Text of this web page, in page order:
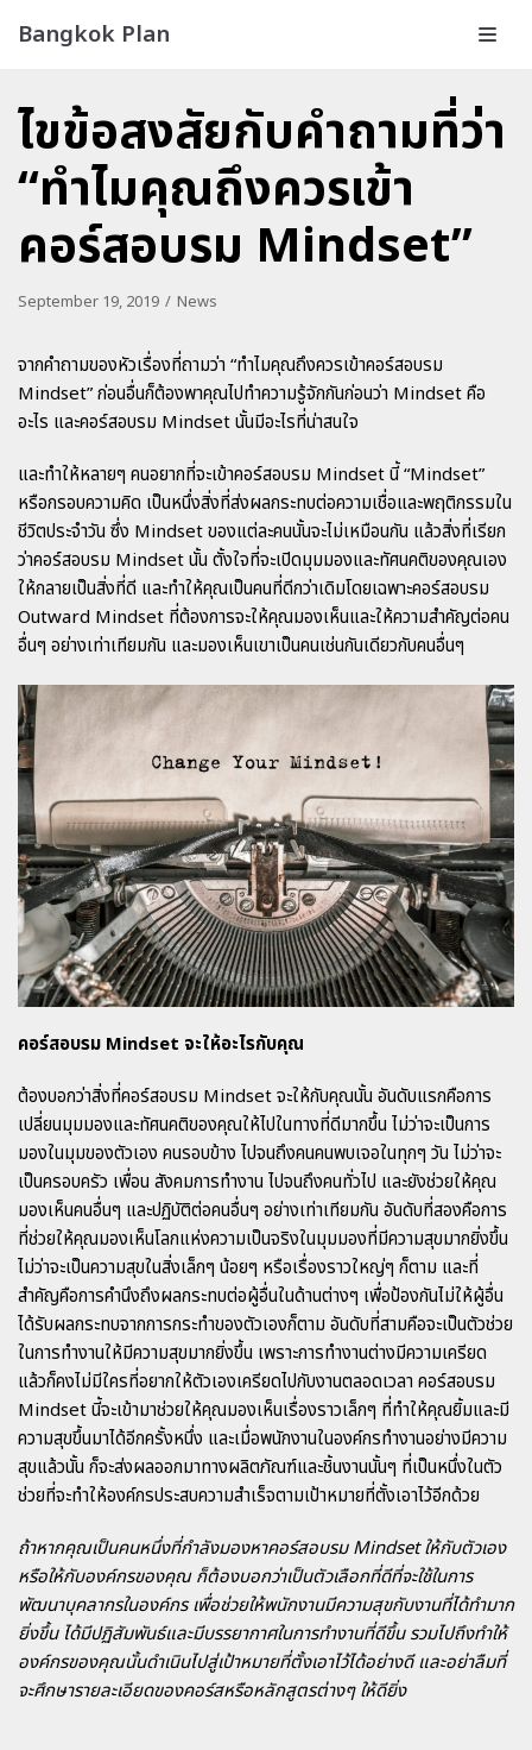
content
Bangkok Plan
ไขข้อสงสัยกับคำถามที่ว่า
“ทำไมคุณถึงควรเข้า
คอร์สอบรม Mindset”
September 19, 2019 News
จากคำถามของหัวเรื่องที่ถามว่า “ทำไมคุณถึงควรเข้าคอร์สอบรม
Mindset” ก่อนอื่นก็ต้องพาคุณไปทำความรู้จักกันก่อนว่า Mindset คือ
อะไร และคอร์สอบรม Mindsetนั้นมีอะไรที่น่าสนใจ
และทำให้หลายๆ คนอยากที่จะเข้าคอร์สอบรม Mindsetนี้ “Mindset”
หรือกรอบความคิด เป็นหนึ่งสิ่งที่ส่งผลกระทบต่อความเชื่อและพฤติกรรมใน
ชีวิตประจำวัน ซึ่ง Mindset ของแต่ละคนนั้นจะไม่เหมือนกัน แล้วสิ่งที่เรียก
ว่าคอร์สอบรม Mindsetนั้น ตั้งใจที่จะเปิดมุมมองและทัศนคติของคุณเอง
ให้กลายเป็นสิ่งที่ดี และทำให้คุณเป็นคนที่ดีกว่าเดิมโดยเฉพาะคอร์สอบรม
Outward Mindset ที่ต้องการจะให้คุณมองเห็นและให้ความสำคัญต่อคน
อื่นๆ อย่างเท่าเทียมกัน และมองเห็นเขาเป็นคนเช่นกันเดียวกับคนอื่นๆ
คอร์สอบรม Mindset จะให้อะไรกับคุณ
ต้องบอกว่าสิ่งที่คอร์สอบรม Mindsetจะให้กับคุณนั้น อันดับแรกคือการ
เปลี่ยนมุมมองและทัศนคติของคุณให้ไปในทางที่ดีมากขึ้น ไม่ว่าจะเป็นการ
มองในมุมของตัวเอง คนรอบข้าง ไปจนถึงคนคนพบเจอในทุกๆ วัน ไม่ว่าจะ
เป็นครอบครัว เพื่อน สังคมการทำงาน ไปจนถึงคนทั่วไป และยังช่วยให้คุณ
มองเห็นคนอื่นๆ และปฏิบัติต่อคนอื่นๆ อย่างเท่าเทียมกัน อันดับที่สองคือการ
ที่ช่วยให้คุณมองเห็นโลกแห่งความเป็นจริงในมุมมองที่มีความสุขมากยิ่งขึ้น
ไม่ว่าจะเป็นความสุขในสิ่งเล็กๆ น้อยๆ หรือเรื่องราวใหญ่ๆ ก็ตาม และที่
สำคัญคือการคำนึงถึงผลกระทบต่อผู้อื่นในด้านต่างๆ เพื่อป้องกันไม่ให้ผู้อื่น
ได้รับผลกระทบจากการกระทำของตัวเองก็ตาม อันดับที่สามคือจะเป็นตัวช่วย
ในการทำงานให้มีความสุขมากยิ่งขึ้น เพราะการทำงานต่างมีความเครียด
แล้วก็คงไม่มีใครที่อยากให้ตัวเองเครียดไปกับงานตลอดเวลา คอร์สอบรม
Mindsetนี้จะเข้ามาช่วยให้คุณมองเห็นเรื่องราวเล็กๆ ที่ทำให้คุณยิ้มและมี
ความสุขขึ้นมาได้อีกครั้งหนึ่ง และเมื่อพนักงานในองค์กรทำงานอย่างมีความ
สุขแล้วนั้น ก็จะส่งผลออกมาทางผลิตภัณฑ์และชิ้นงานนั้นๆ ที่เป็นหนึ่งในตัว
ช่วยที่จะทำให้องค์กรประสบความสำเร็จตามเป้าหมายที่ตั้งเอาไว้อีกด้วย
ถ้าหากคุณเป็นคนหนึ่งที่กำลังมองหาคอร์สอบรม Mindsetให้กับตัวเอง
หรือให้กับองค์กรของคุณ ก็ต้องบอกว่าเป็นตัวเลือกที่ดีที่จะใช้ในการ
พัฒนาบุคลากรในองค์กร เพื่อช่วยให้พนักงานมีความสุขกับงานที่ได้ทำมาก
ยิ่งขึ้น ได้มีปฏิสัมพันธ์และมีบรรยากาศในการทำงานที่ดีขึ้น รวมไปถึงทำให้
องค์กรของคุณนั้นดำเนินไปสู่เป้าหมายที่ตั้งเอาไว้ได้อย่างดี และอย่าลืมที่
จะศึกษารายละเอียดของคอร์สหรือหลักสูตรต่างๆ ให้ดียิ่ง